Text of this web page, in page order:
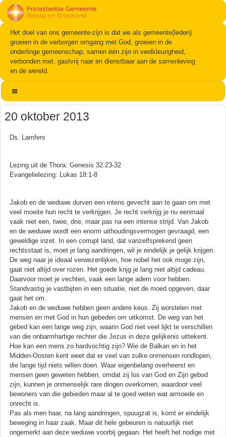
Het doel van ons gemeente-zijn is dat we als gemeente(leden)
groeien in de verborgen omgang met God, groeien in de
onderlinge gemeenschap, samen één zijn in veelkleurigheid,
verbonden met, gastvrij naar en dienstbaar aan de samenleving
en de wereld.
20 oktober 2013
Ds. Lamfers
Lezing uit de Thora: Genesis 32:23-32
Evangelielezing: Lukas 18:1-8
Jakob en de weduwe durven een intens gevecht aan te gaan om met
veel moeite hun recht te verkrijgen. Je recht verkrijg je nu eenmaal
vaak niet een, twee, drie, maar pas na een intense strijd. Van Jakob
en de weduwe wordt een enorm uithoudingsvermogen gevraagd, een
geweldige inzet. In een corrupt land, dat vanzelfsprekend geen
rechtsstaat is, moet je lang aandringen, wil je eindelijk je gelijk krijgen.
De weg naar je ideaal verwezenlijken, hoe nobel het ook moge zijn,
gaat niet altijd over rozen. Het goede krijg je lang niet altijd cadeau.
Daarvoor moet je vechten, vaak een lange adem voor hebben.
Standvastig je vastbijten in een situatie, niet de moed opgeven, daar
gaat het om.
Jakob en de weduwe hebben geen andere keus. Zij worstelen met
mensen en met God in hun gebeden om uitkomst. De weg van het
gebed kan een lange weg zijn, waarin God niet veel lijkt te verschillen
van die onbarmhartige rechter die Jezus in deze gelijkenis uittekent.
Hoe kan een mens zo hardvochtig zijn? Wie de Balkan en in het
Midden-Oosten kent weet dat er veel van zulke onmensen rondlopen,
die lange tijd niets willen doen. Waar eigenbelang overheerst en
mensen geen geweten hebben, omdat zij los van God en Zijn gebod
zijn, kunnen je onmenselijk rare dingen overkomen, waardoor veel
bewoners van die gebieden maar al te goed weten wat armoede en
onrecht is.
Pas als men haar, na lang aandringen, spuugzat is, komt er eindelijk
beweging in haar zaak. Maar dit hele gebeuren is natuurlijk niet
ongemerkt aan deze weduwe voorbij gegaan. Het heeft het nodige met